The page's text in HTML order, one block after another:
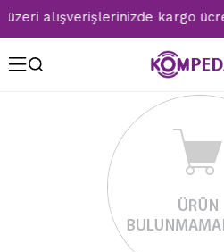
alışverişlerinizde kargo